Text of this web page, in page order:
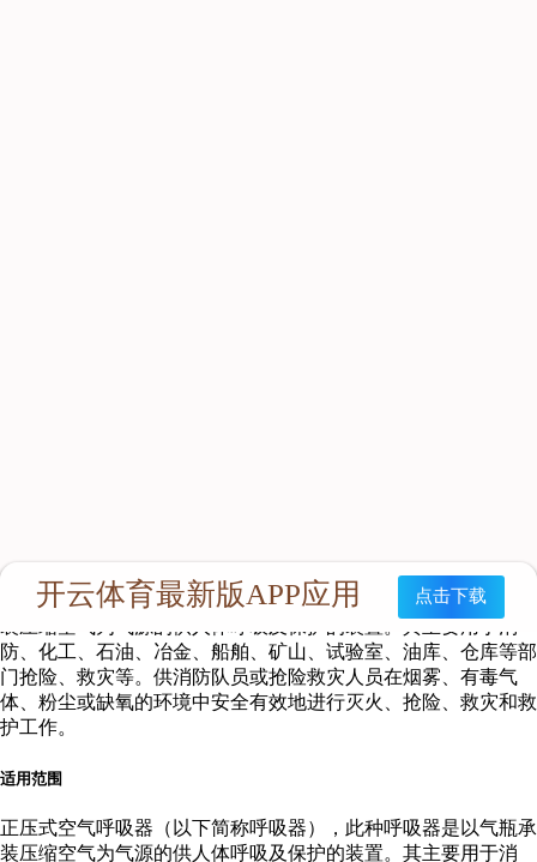
正压式空气呼吸器（以下简称呼吸器），此种呼吸器是以气瓶承
防、化工、石油、冶金、船舶、矿山、试验室、油库、仓库等部
门抢险、救灾等。供消防队员或抢险救灾人员在烟雾、有毒气
体、粉尘或缺氧的环境中安全有效地进行灭火、抢险、救灾和救
护工作。
适用范围
正压式空气呼吸器（以下简称呼吸器），此种呼吸器是以气瓶承
装压缩空气为气源的供人体呼吸及保护的装置。其主要用于消